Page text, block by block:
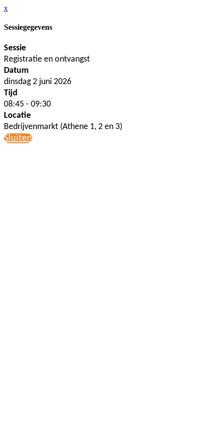
x
Sessiegegevens
Sessie
Registratie en ontvangst
Datum
dinsdag 2 juni 2026
Tijd
08:45 - 09:30
Locatie
Bedrijvenmarkt (Athene 1, 2 en 3)
Sluiten